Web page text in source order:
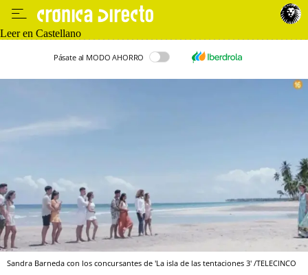
Leer en Castellano
Pásate al MODO AHORRO
Sandra Barneda con los concursantes de 'La isla de las tentaciones 3' /TELECINCO